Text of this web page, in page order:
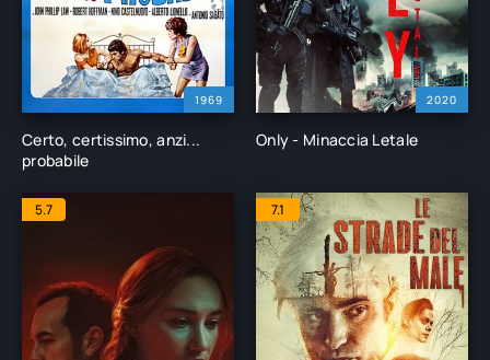
1969
Certo, certissimo, anzi...
probabile
2020
Only - Minaccia Letale
5.7 7.1